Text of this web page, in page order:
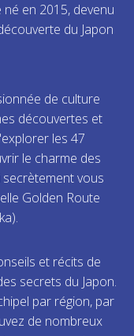
en 2015, devenu
du Japon
de culture
découvertes et
les 47
le charme des
secrètement vous
Golden Route
et récits de
secrets du Japon.
par région, par
de nombreux